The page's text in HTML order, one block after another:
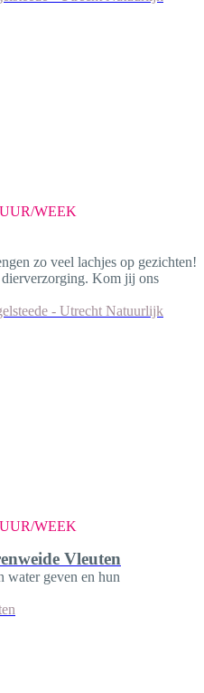
WEEK
zo veel lachjes op gezichten!
Kom jij ons
- Utrecht Natuurlijk
WEEK
Vleuten
water geven en hun